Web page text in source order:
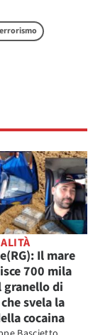
Il mare
700 mila
granello di
svela la
cocaina